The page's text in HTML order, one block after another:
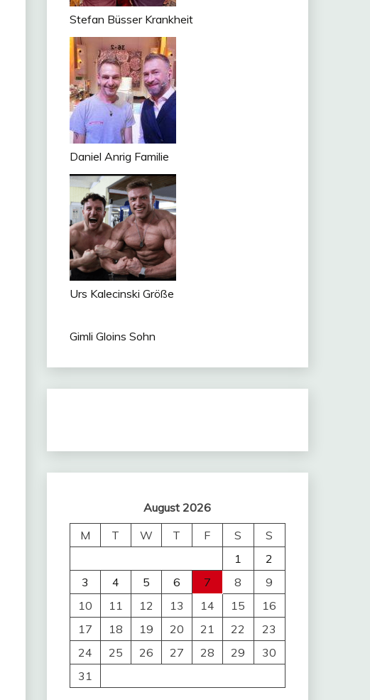
Stefan Büsser Krankheit
Daniel Anrig Familie
Urs Kalecinski Größe
Gimli Gloins Sohn
August 2026
M
T W T F S
S
1
2
3
4 5 6 7 8
9
10
11 12 13 14 15
16
17
18 19 20 21 22
23
24
25 26 27 28 29
30
31